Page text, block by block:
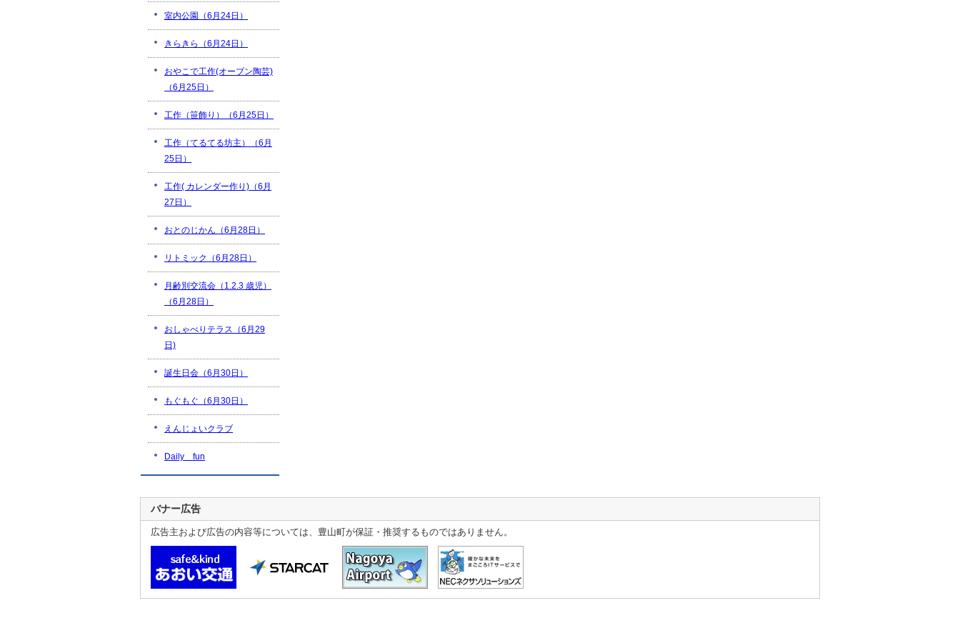
室内公園（6月24日）
きらきら（6月24日）
おやこで工作(オーブン陶芸)
（6月25日）
工作（笹飾り）（6月25日）
工作（てるてる坊主）（6月
25日）
工作( カレンダー作り)（6月
27日）
おとのじかん（6月28日）
リトミック（6月28日）
月齢別交流会（1.2.3 歳児）
（6月28日）
おしゃべりテラス（6月29
日)
誕生日会（6月30日）
もぐもぐ（6月30日）
えんじょいクラブ
Daily fun
バナー広告
広告主および広告の内容等については、豊山町が保証・推奨するものではありません。